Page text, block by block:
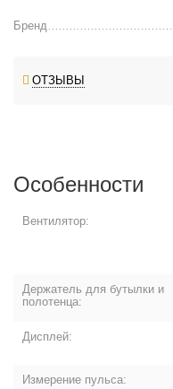
Бренд
ОТЗЫВЫ
Особенности
Вентилятор:
Держатель для бутылки и
полотенца:
Дисплей:
Измерение пульса: